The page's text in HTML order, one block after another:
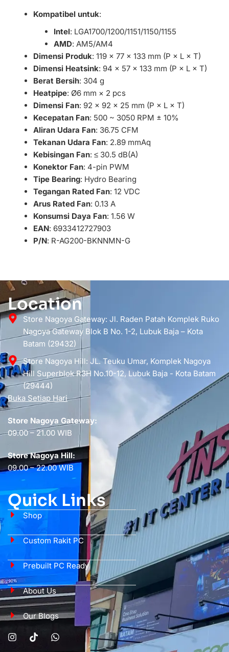
Kompatibel untuk:
Intel: LGA1700/1200/1151/1150/1155
AMD: AM5/AM4
Dimensi Produk: 119 × 77 × 133 mm (P × L × T)
Dimensi Heatsink: 94 × 57 × 133 mm (P × L × T)
Berat Bersih: 304 g
Heatpipe: Ø6 mm × 2 pcs
Dimensi Fan: 92 × 92 × 25 mm (P × L × T)
Kecepatan Fan: 500 ~ 3050 RPM ± 10%
Aliran Udara Fan: 36.75 CFM
Tekanan Udara Fan: 2.89 mmAq
Kebisingan Fan: ≤ 30.5 dB(A)
Konektor Fan: 4-pin PWM
Tipe Bearing: Hydro Bearing
Tegangan Rated Fan: 12 VDC
Arus Rated Fan: 0.13 A
Konsumsi Daya Fan: 1.56 W
EAN: 6933412727903
P/N: R-AG200-BKNNMN-G
Location
Store Nagoya Gateway: Jl. Raden Patah Komplek Ruko
Nagoya Gateway Blok B No. 1-2, Lubuk Baja – Kota
Batam (29432)
Store Nagoya Hill: JL. Teuku Umar, Komplek Nagoya
Hill Superblok R3H No.10-12, Lubuk Baja - Kota Batam
(29444)
Buka Setiap Hari
Store Nagoya Gateway:
09.00 – 21.00 WIB
Store Nagoya Hill:
09.00 – 22.00 WIB
Quick Links
Shop
Custom Rakit PC
Prebuilt PC Ready
About Us
Our Blogs